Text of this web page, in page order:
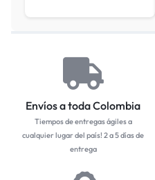
Envíos a toda Colombia
Tiempos de entregas ágiles a
cualquier lugar del país! 2 a 5 días de
entrega